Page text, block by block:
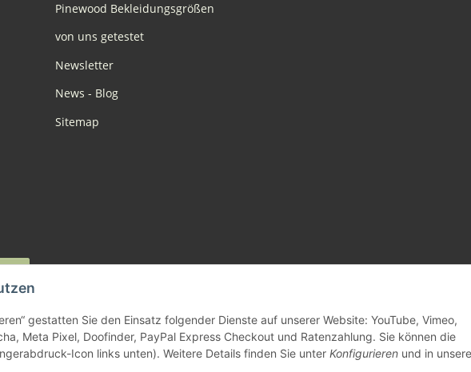
gestatten Sie den Einsatz folgender Dienste auf unserer Website: YouTube, Vimeo,
Meta Pixel, Doofinder, PayPal Express Checkout und Ratenzahlung. Sie können die
Icon links unten). Weitere Details finden Sie unter Konfigurieren und in
Pinewood Bekleidungsgrößen
von uns getestet
Newsletter
News - Blog
Sitemap